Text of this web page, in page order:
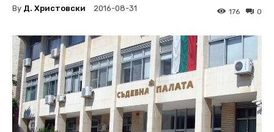
By Д. Христовски 2016-08-31 0
176